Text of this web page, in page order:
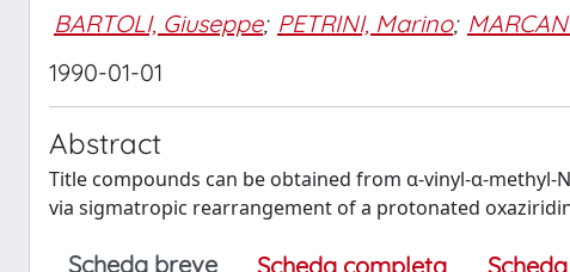
BARTOLI, Giuseppe; PETRINI, Marino;
1990-01-01
Abstract
Title compounds can be obtained from α-vinyl-α-
via sigmatropic rearrangement of a protonated
Scheda breve Scheda completa